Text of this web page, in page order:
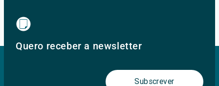
Quero receber a newsletter
Subscrever